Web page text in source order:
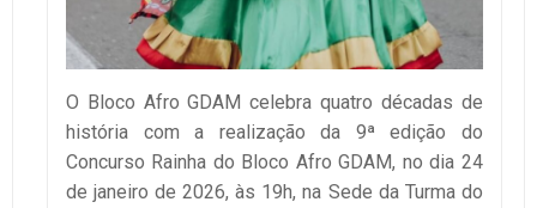
O Bloco Afro GDAM celebra quatro décadas de
história com a realização da 9ª edição do
Concurso Rainha do Bloco Afro GDAM, no dia 24
de janeiro de 2026, às 19h, na Sede da Turma do